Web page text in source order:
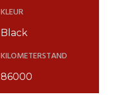
KLEUR
Black
KILOMETERSTAND
86000